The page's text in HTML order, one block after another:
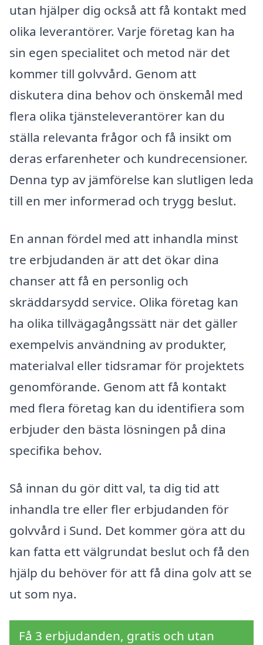
utan hjälper dig också att få kontakt med
olika leverantörer. Varje företag kan ha
sin egen specialitet och metod när det
kommer till golvvård. Genom att
diskutera dina behov och önskemål med
flera olika tjänsteleverantörer kan du
ställa relevanta frågor och få insikt om
deras erfarenheter och kundrecensioner.
Denna typ av jämförelse kan slutligen leda
till en mer informerad och trygg beslut.
En annan fördel med att inhandla minst
tre erbjudanden är att det ökar dina
chanser att få en personlig och
skräddarsydd service. Olika företag kan
ha olika tillvägagångssätt när det gäller
exempelvis användning av produkter,
materialval eller tidsramar för projektets
genomförande. Genom att få kontakt
med flera företag kan du identifiera som
erbjuder den bästa lösningen på dina
specifika behov.
Så innan du gör ditt val, ta dig tid att
inhandla tre eller fler erbjudanden för
golvvård i Sund. Det kommer göra att du
kan fatta ett välgrundat beslut och få den
hjälp du behöver för att få dina golv att se
ut som nya.
Få 3 erbjudanden, gratis och utan